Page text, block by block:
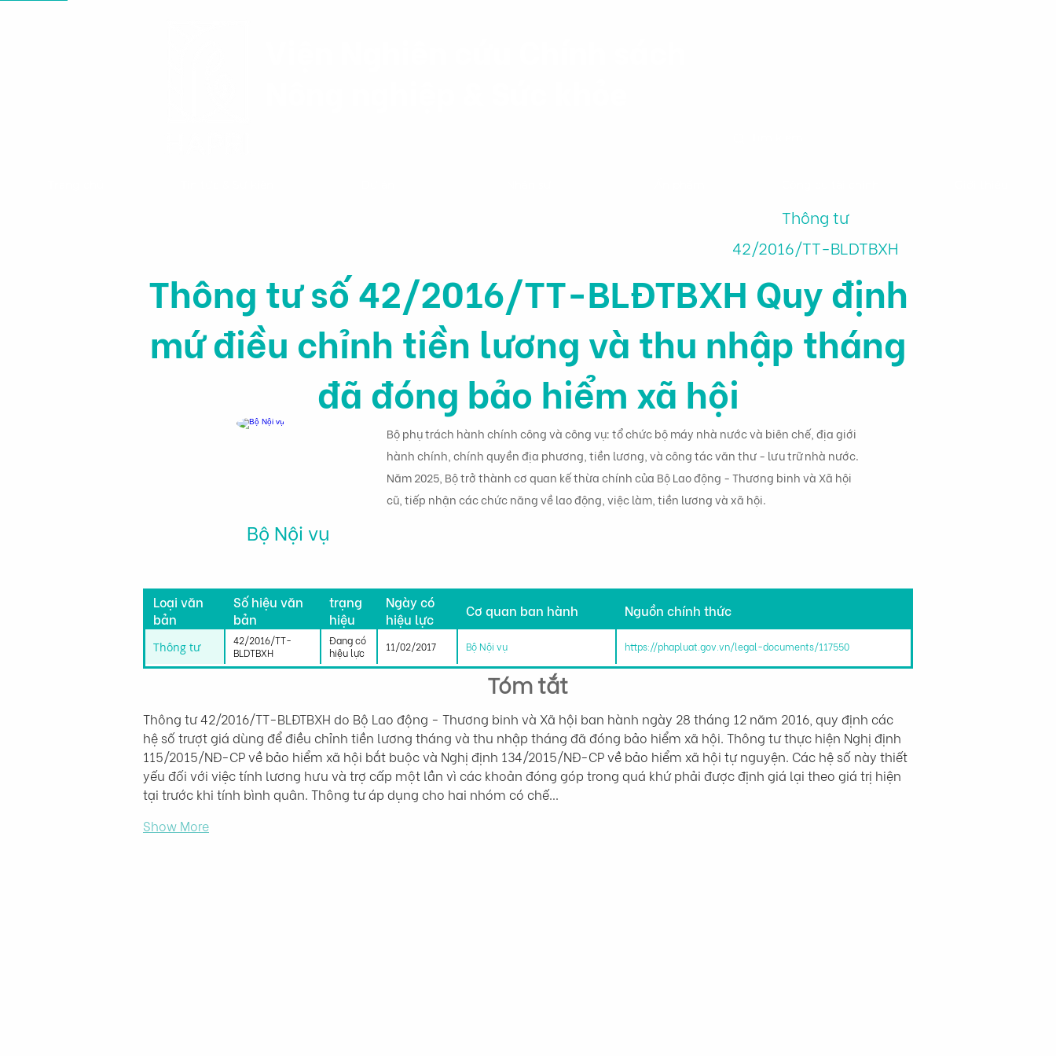
Thông tư
42/2016/TT-BLDTBXH
Thông tư số 42/2016/TT-BLĐTBXH Quy định
mứ điều chỉnh tiền lương và thu nhập tháng
đã đóng bảo hiểm xã hội
Bộ Nội vụ
Bộ phụ trách hành chính công và công vụ: tổ chức bộ máy nhà nước và biên chế, địa giới
hành chính, chính quyền địa phương, tiền lương, và công tác văn thư - lưu trữ nhà nước.
Năm 2025, Bộ trở thành cơ quan kế thừa chính của Bộ Lao động - Thương binh và Xã hội
cũ, tiếp nhận các chức năng về lao động, việc làm, tiền lương và xã hội.
Loại văn
bản
Số hiệu văn
bản
trạng
hiệu
lực
Ngày có
hiệu lực
Cơ quan ban hành Nguồn chính thức
Thông tư
42/2016/TT-
BLDTBXH
Đang có
hiệu lực
11/02/2017 Bộ Nội vụ https://phapluat.gov.vn/legal-documents/117550
Tóm tắt
Thông tư 42/2016/TT-BLĐTBXH do Bộ Lao động - Thương binh và Xã hội ban hành ngày 28 tháng 12 năm 2016, quy định các
hệ số trượt giá dùng để điều chỉnh tiền lương tháng và thu nhập tháng đã đóng bảo hiểm xã hội. Thông tư thực hiện Nghị định
115/2015/NĐ-CP về bảo hiểm xã hội bắt buộc và Nghị định 134/2015/NĐ-CP về bảo hiểm xã hội tự nguyện. Các hệ số này thiết
yếu đối với việc tính lương hưu và trợ cấp một lần vì các khoản đóng góp trong quá khứ phải được định giá lại theo giá trị hiện
tại trước khi tính bình quân. Thông tư áp dụng cho hai nhóm có chế…
Show More